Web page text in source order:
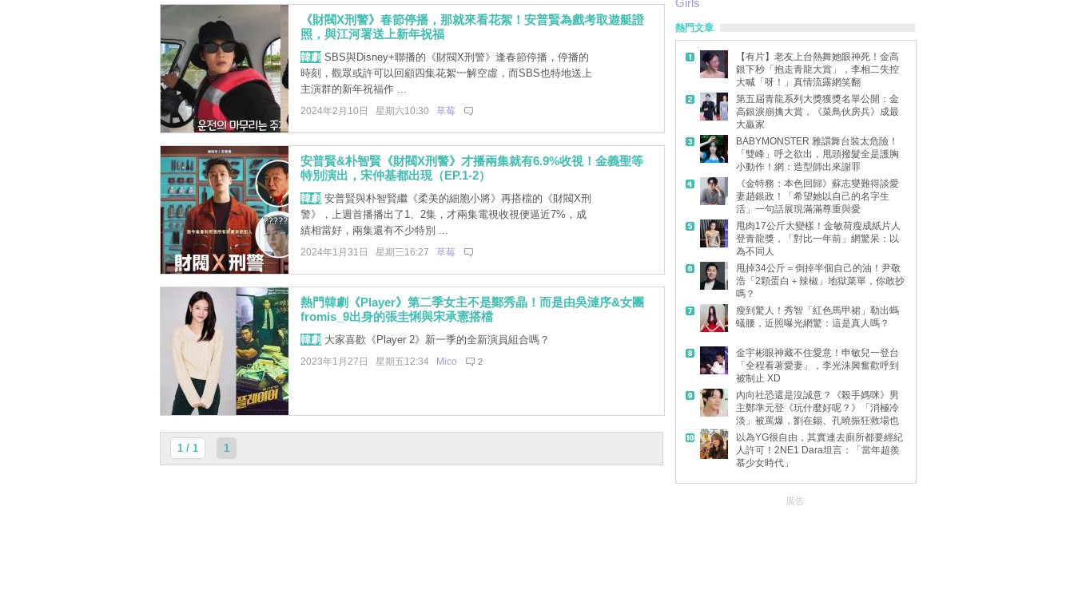
《財閥X刑警》春節停播，那就來看花絮！安普賢為戲考取遊艇證
照，與江河署送上新年祝福
韓劇 SBS與Disney+聯播的《財閥X刑警》逢春節停播，停播的
時刻，觀眾或許可以回顧四集花絮一解空虛，而SBS也特地送上
主演群的新年祝福作 ...
2024年2月10日 星期六10:30 草莓
安普賢&朴智賢《財閥X刑警》才播兩集就有6.9%收視！金義聖等
特別演出，宋仲基都出現（EP.1-2）
韓劇 安普賢與朴智賢繼《柔美的細胞小將》再搭檔的《財閥X刑
警》，上週首播播出了1、2集，才兩集電視收視便逼近7%，成
績相當好，兩集還有不少特別 ...
2024年1月31日 星期三16:27 草莓
熱門韓劇《Player》第二季女主不是鄭秀晶！而是由吳漣序&女團
fromis_9出身的張圭悧與宋承憲搭檔
韓劇 大家喜歡《Player 2》新一季的全新演員組合嗎？
2023年1月27日 星期五12:34 Mico 2
1 / 1 1
Girls
熱門文章
【有片】老友上台熱舞她眼神死！金高
銀下秒「抱走青龍大賞」，李相二失控
大喊「呀！」真情流露網笑翻
第五屆青龍系列大獎獲獎名單公開：金
高銀淚崩擒大賞，《菜鳥伙房兵》成最
大贏家
BABYMONSTER 雅譞舞台裝太危險！
「雙峰」呼之欲出，甩頭撥髮全是護胸
小動作！網：造型師出來謝罪
《金特務：本色回歸》蘇志燮難得談愛
妻趙銀政！「希望她以自己的名字生
活」一句話展現滿滿尊重與愛
甩肉17公斤大變樣！金敏荷瘦成紙片人
登青龍獎，「對比一年前」網驚呆：以
為不同人
甩掉34公斤＝倒掉半個自己的油！尹敬
浩「2顆蛋白＋辣椒」地獄菜單，你敢抄
嗎？
瘦到驚人！秀智「紅色馬甲裙」勒出螞
蟻腰，近照曝光網驚：這是真人嗎？
金宇彬眼神藏不住愛意！申敏兒一登台
「全程看著愛妻」，李光洙興奮歡呼到
被制止 XD
內向社恐還是沒誠意？《殺手媽咪》男
主鄭準元登《玩什麼好呢？》「消極冷
淡」被罵爆，劉在錫、孔曉振狂救場也
帶不動
以為YG很自由，其實連去廁所都要經紀
人許可！2NE1 Dara坦言：「當年超羨
慕少女時代」
廣告